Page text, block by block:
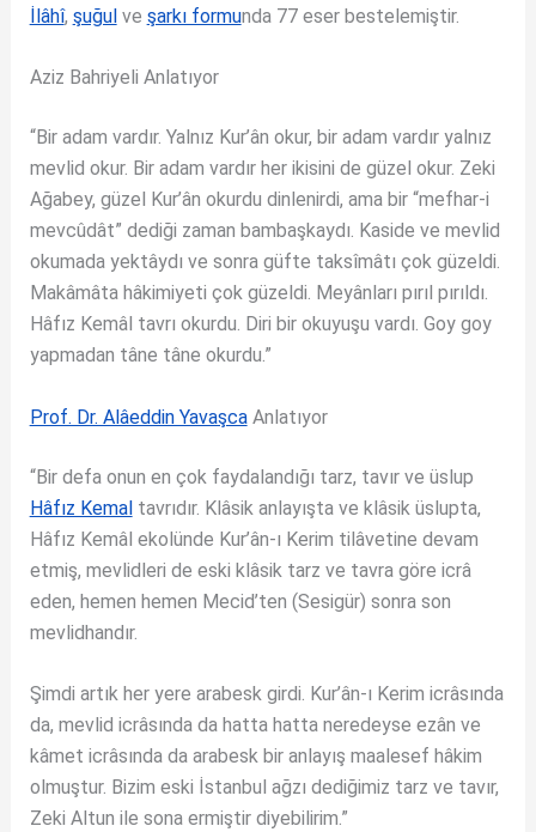
İlâhî, şuğulve şarkı formunda 77 eser bestelemiştir.
Aziz Bahriyeli Anlatıyor
“Bir adam vardır. Yalnız Kur’ân okur, bir adam vardır yalnız
mevlid okur. Bir adam vardır her ikisini de güzel okur. Zeki
Ağabey, güzel Kur’ân okurdu dinlenirdi, ama bir “mefhar-i
mevcûdât” dediği zaman bambaşkaydı. Kaside ve mevlid
okumada yektâydı ve sonra güfte taksîmâtı çok güzeldi.
Makâmâta hâkimiyeti çok güzeldi. Meyânları pırıl pırıldı.
Hâfız Kemâl tavrı okurdu. Diri bir okuyuşu vardı. Goy goy
yapmadan tâne tâne okurdu.”
Prof. Dr. Alâeddin YavaşcaAnlatıyor
“Bir defa onun en çok faydalandığı tarz, tavır ve üslup
Hâfız Kemaltavrıdır. Klâsik anlayışta ve klâsik üslupta,
Hâfız Kemâl ekolünde Kur’ân-ı Kerim tilâvetine devam
etmiş, mevlidleri de eski klâsik tarz ve tavra göre icrâ
eden, hemen hemen Mecid’ten (Sesigür) sonra son
mevlidhandır.
Şimdi artık her yere arabesk girdi. Kur’ân-ı Kerim icrâsında
da, mevlid icrâsında da hatta hatta neredeyse ezân ve
kâmet icrâsında da arabesk bir anlayış maalesef hâkim
olmuştur. Bizim eski İstanbul ağzı dediğimiz tarz ve tavır,
Zeki Altun ile sona ermiştir diyebilirim.”